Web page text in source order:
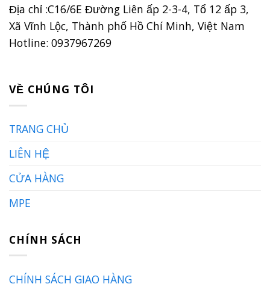
Địa chỉ :C16/6E Đường Liên ấp 2-3-4, Tổ 12 ấp 3,
Xã Vĩnh Lộc, Thành phố Hồ Chí Minh, Việt Nam
Hotline: 0937967269
VỀ CHÚNG TÔI
TRANG CHỦ
LIÊN HỆ
CỬA HÀNG
MPE
CHÍNH SÁCH
CHÍNH SÁCH GIAO HÀNG